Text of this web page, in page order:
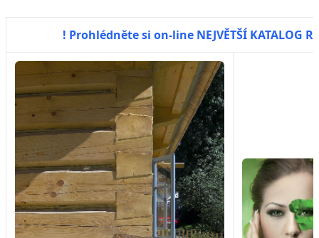
! Prohlédněte si on-line NEJVĚTŠÍ KATALOG